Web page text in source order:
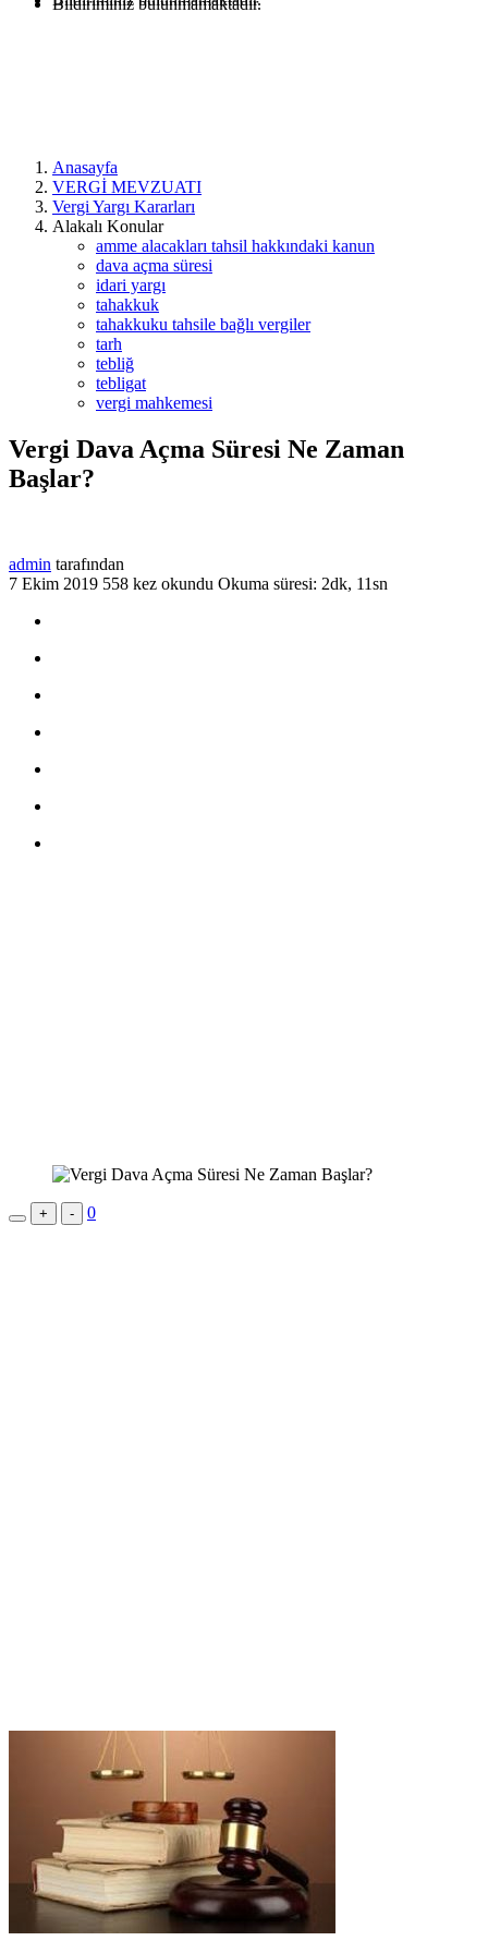
Bildiriminiz bulunmamaktadır.
Anasayfa
VERGİ MEVZUATI
Vergi Yargı Kararları
Alakalı Konular
amme alacakları tahsil hakkındaki kanun
dava açma süresi
idari yargı
tahakkuk
tahakkuku tahsile bağlı vergiler
tarh
tebliğ
tebligat
vergi mahkemesi
Vergi Dava Açma Süresi Ne Zaman
Başlar?
admin tarafından
7 Ekim 2019 558 kez okundu Okuma süresi: 2dk, 11sn
+ - 0